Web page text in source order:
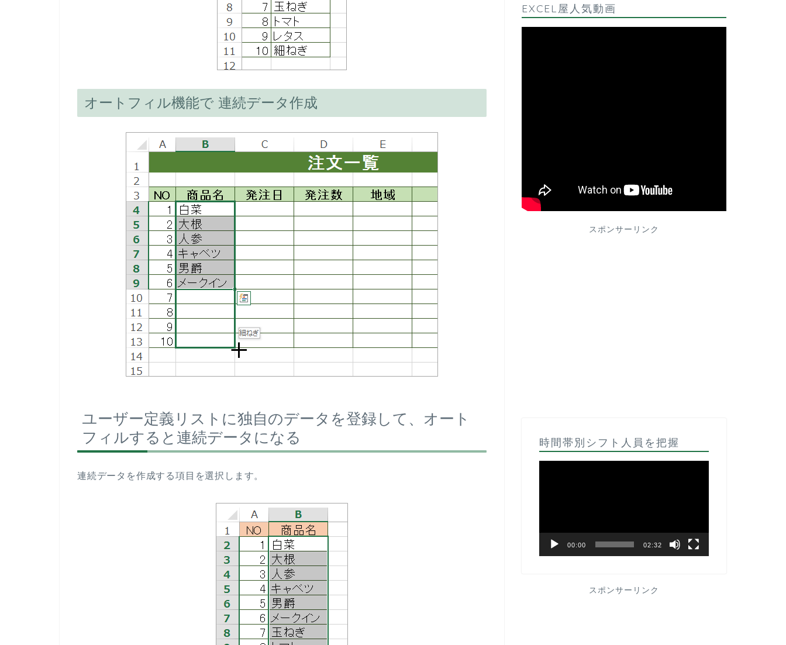
オートフィル機能で 連続データ作成
ユーザー定義リストに独自のデータを登録して、オート
フィルすると連続データになる
連続データを作成する項目を選択します。
EXCEL屋人気動画
スポンサーリンク
時間帯別シフト人員を把握
00:00 02:32
スポンサーリンク